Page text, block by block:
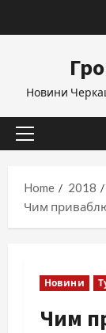
Новини
Primary
Home
2018
Чим
Новини
Чим